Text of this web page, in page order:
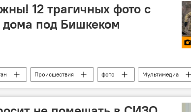
12 трагичных фото с
под Бишкеком
Происшествия фото
Мультимедиа
Аламудунский район взрыв
дом